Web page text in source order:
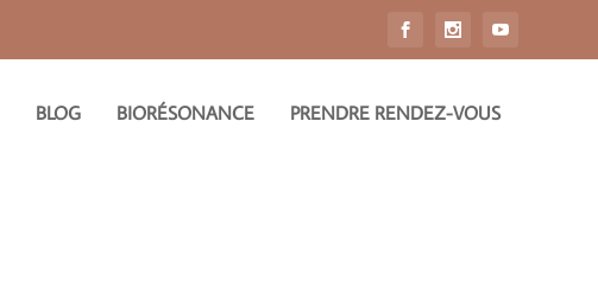
BLOG BIORÉSONANCE PRENDRE RENDEZ-VOUS